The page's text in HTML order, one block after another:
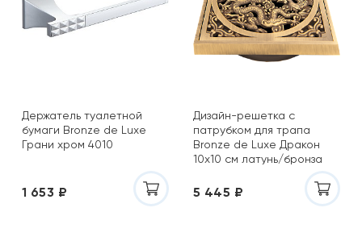
Держатель туалетной
бумаги Bronze de Luxe
Грани хром 4010
1 653 ₽
Дизайн-решетка с
патрубком для трапа
Bronze de Luxe Дракон
10х10 см латунь/бронза
5 445 ₽